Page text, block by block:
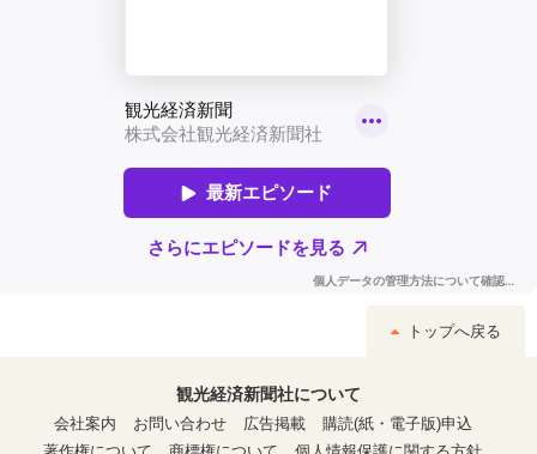
トップへ戻る
観光経済新聞社について
会社案内
お問い合わせ 広告掲載
購読(紙・電子版)申込